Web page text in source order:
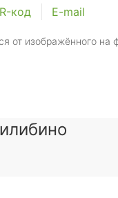
код E-mail
от изображённого на